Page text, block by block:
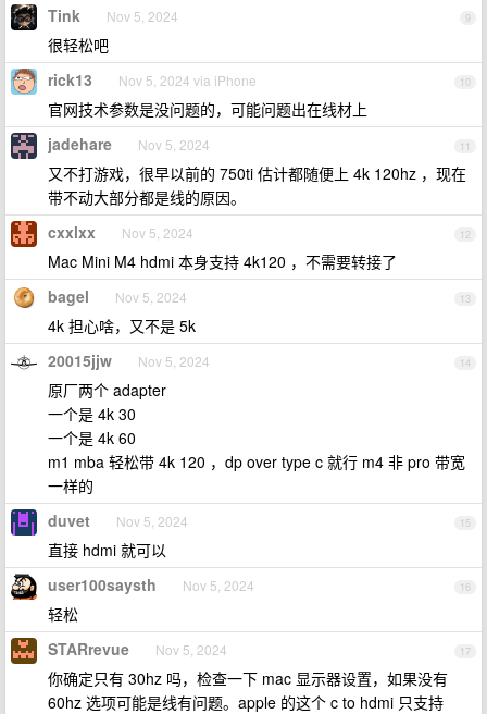
9
Tink Nov 5, 2024
很轻松吧
10
rick13 Nov 5, 2024 via iPhone
官网技术参数是没问题的，可能问题出在线材上
11
jadehare Nov 5, 2024
又不打游戏，很早以前的 750ti 估计都随便上 4k 120hz ，现在
带不动大部分都是线的原因。
12
cxxlxx Nov 5, 2024
Mac Mini M4 hdmi 本身支持 4k120 ，不需要转接了
13
bagel Nov 5, 2024
4k 担心啥，又不是 5k
14
20015jjw Nov 5, 2024
原厂两个 adapter
一个是 4k 30
一个是 4k 60
m1 mba 轻松带 4k 120 ，dp over type c 就行 m4 非 pro 带宽
一样的
15
duvet Nov 5, 2024
直接 hdmi 就可以
16
user100saysth Nov 5, 2024
轻松
17
STARrevue Nov 5, 2024
你确定只有 30hz 吗，检查一下 mac 显示器设置，如果没有
60hz 选项可能是线有问题。apple 的这个 c to hdmi 只支持